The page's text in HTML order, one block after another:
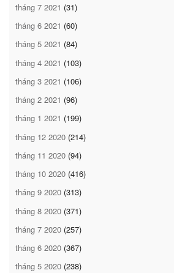
tháng 7 2021 (31)
tháng 6 2021 (60)
tháng 5 2021 (84)
tháng 4 2021 (103)
tháng 3 2021 (106)
tháng 2 2021 (96)
tháng 1 2021 (199)
tháng 12 2020 (214)
tháng 11 2020 (94)
tháng 10 2020 (416)
tháng 9 2020 (313)
tháng 8 2020 (371)
tháng 7 2020 (257)
tháng 6 2020 (367)
tháng 5 2020 (238)